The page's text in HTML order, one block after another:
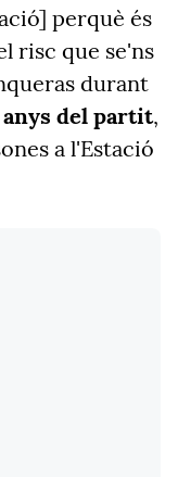
perquè és
risc que se'ns
durant
anys del partit,
a l'Estació